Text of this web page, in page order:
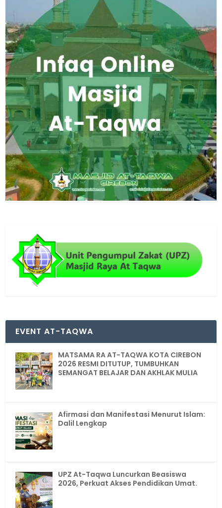
EVENT AT-TAQWA
MATSAMA RA AT-TAQWA KOTA CIREBON
2026 RESMI DITUTUP, TUMBUHKAN
SEMANGAT BELAJAR DAN AKHLAK MULIA
Afirmasi dan Manifestasi Menurut Islam:
Dalil Lengkap
UPZ At-Taqwa Luncurkan Beasiswa
2026, Perkuat Akses Pendidikan Umat.